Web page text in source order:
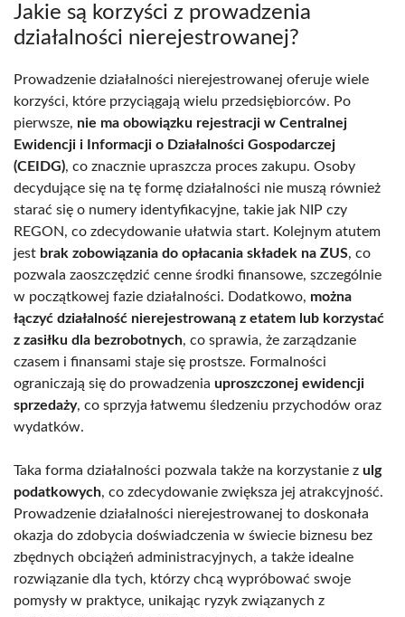
Jakie są korzyści z prowadzenia
działalności nierejestrowanej?
Prowadzenie działalności nierejestrowanej oferuje wiele
korzyści, które przyciągają wielu przedsiębiorców. Po
pierwsze, nie ma obowiązku rejestracji w Centralnej
Ewidencji i Informacji o Działalności Gospodarczej
(CEIDG), co znacznie upraszcza proces zakupu. Osoby
decydujące się na tę formę działalności nie muszą również
starać się o numery identyfikacyjne, takie jak NIP czy
REGON, co zdecydowanie ułatwia start. Kolejnym atutem
jest brak zobowiązania do opłacania składek na ZUS, co
pozwala zaoszczędzić cenne środki finansowe, szczególnie
w początkowej fazie działalności. Dodatkowo, można
łączyć działalność nierejestrowaną z etatem lub korzystać
z zasiłku dla bezrobotnych, co sprawia, że zarządzanie
czasem i finansami staje się prostsze. Formalności
ograniczają się do prowadzenia uproszczonej ewidencji
sprzedaży, co sprzyja łatwemu śledzeniu przychodów oraz
wydatków.
Taka forma działalności pozwala także na korzystanie z ulg
podatkowych, co zdecydowanie zwiększa jej atrakcyjność.
Prowadzenie działalności nierejestrowanej to doskonała
okazja do zdobycia doświadczenia w świecie biznesu bez
zbędnych obciążeń administracyjnych, a także idealne
rozwiązanie dla tych, którzy chcą wypróbować swoje
pomysły w praktyce, unikając ryzyk związanych z